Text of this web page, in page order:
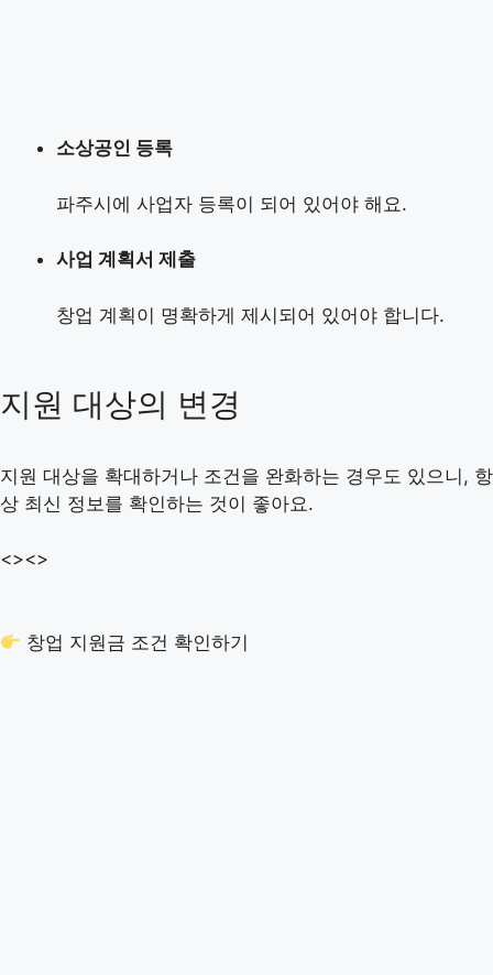
소상공인 등록
파주시에 사업자 등록이 되어 있어야 해요.
사업 계획서 제출
창업 계획이 명확하게 제시되어 있어야 합니다.
지원 대상의 변경
지원 대상을 확대하거나 조건을 완화하는 경우도 있으니, 항
상 최신 정보를 확인하는 것이 좋아요.
<><>
창업 지원금 조건 확인하기